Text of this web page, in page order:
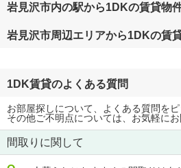
岩見沢市内の駅から1DKの賃貸物
岩見沢市周辺エリアから1DKの賃
1DK賃貸のよくある質問
お部屋探しについて、よくある質問をピ
その他ご不明点については、お気軽にお
間取りに関して